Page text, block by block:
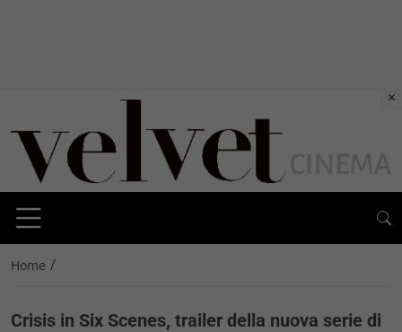
Home /
Crisis in Six Scenes, trailer della nuova serie di
×